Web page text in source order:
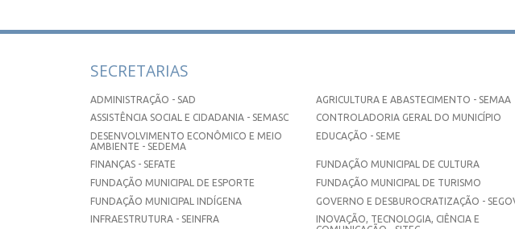
SECRETARIAS
ADMINISTRAÇÃO - SAD
AGRICULTURA E ABASTECIMENTO - SEMAA
ASSISTÊNCIA SOCIAL E CIDADANIA - SEMASC
CONTROLADORIA GERAL DO MUNICÍPIO
DESENVOLVIMENTO ECONÔMICO E MEIO
AMBIENTE - SEDEMA
EDUCAÇÃO - SEME
FINANÇAS - SEFATE
FUNDAÇÃO MUNICIPAL DE CULTURA
FUNDAÇÃO MUNICIPAL DE ESPORTE
FUNDAÇÃO MUNICIPAL DE TURISMO
FUNDAÇÃO MUNICIPAL INDÍGENA
GOVERNO E DESBUROCRATIZAÇÃO -
INFRAESTRUTURA - SEINFRA
INOVAÇÃO, TECNOLOGIA, CIÊNCIA E